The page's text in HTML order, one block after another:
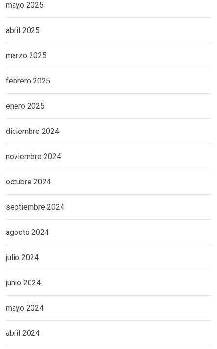
mayo 2025
abril 2025
marzo 2025
febrero 2025
enero 2025
diciembre 2024
noviembre 2024
octubre 2024
septiembre 2024
agosto 2024
julio 2024
junio 2024
mayo 2024
abril 2024